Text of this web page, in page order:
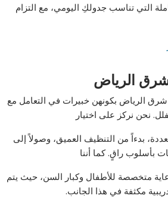
التي تناسب جدولكِ اليومي، مع التزام
الرياض
شرق الرياض بكونهن خبيرات في التعامل مع
نحن نركز على اختيار
بدءاً من التنظيف العميق، وصولاً إلى
بأسلوب راقٍ. كما أننا
متخصصة للأطفال وكبار السن، حيث يتم
مكثفة في هذا الجانب.